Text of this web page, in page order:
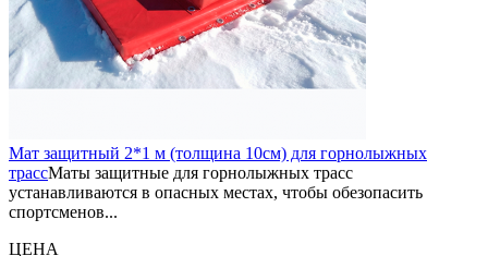
Мат защитный 2*1 м (толщина 10см) для горнолыжных
трассМаты защитные для горнолыжных трасс
устанавливаются в опасных местах, чтобы обезопасить
спортсменов...
ЦЕНА